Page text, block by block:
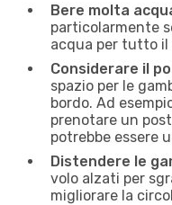
Bere molta
particolarmente
acqua per tutto il
Considerare il
spazio per le
bordo. Ad
prenotare un
potrebbe essere
Distendere le
volo alzati per
migliorare la